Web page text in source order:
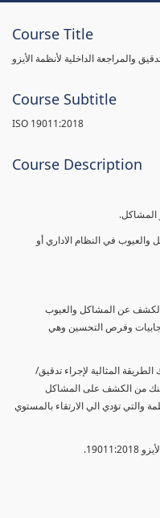
Course Title
والمراجعة الداخلية لأنظمة الأيزو
Course Subtitle
ISO 19011:2018
Course Description
المشاكل.
في النظام الاداري أو
الكشف عن المشاكل والعيوب
وفرص التحسين وهي
المثالية لإجراء تدقيق/
من الكشف على المشاكل
والتي تؤدي الي الارتقاء بالمستوي